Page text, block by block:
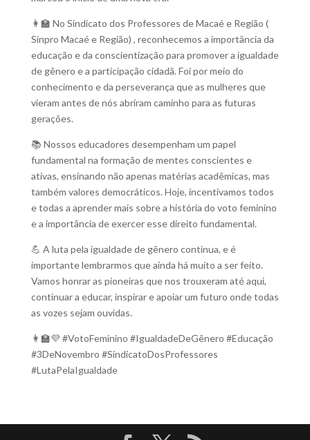
👩‍🏫 No Sindicato dos Professores de Macaé e Região (
Sinpro Macaé e Região) , reconhecemos a importância da
educação e da conscientização para promover a igualdade
de gênero e a participação cidadã. Foi por meio do
conhecimento e da perseverança que as mulheres que
vieram antes de nós abriram caminho para as futuras
gerações.
📚 Nossos educadores desempenham um papel
fundamental na formação de mentes conscientes e
ativas, ensinando não apenas matérias acadêmicas, mas
também valores democráticos. Hoje, incentivamos todos
e todas a aprender mais sobre a história do voto feminino
e a importância de exercer esse direito fundamental.
💪 A luta pela igualdade de gênero continua, e é
importante lembrarmos que ainda há muito a ser feito.
Vamos honrar as pioneiras que nos trouxeram até aqui,
continuar a educar, inspirar e apoiar um futuro onde todas
as vozes sejam ouvidas.
👩‍🏫💜 #VotoFeminino #IgualdadeDeGênero #Educação
#3DeNovembro #SindicatoDosProfessores
#LutaPelaIgualdade